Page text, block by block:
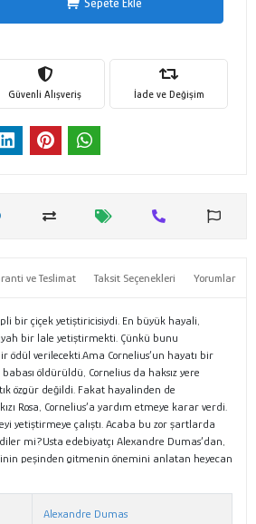
Güvenli Alışveriş İade ve Değişim
ve Teslimat Taksit Seçenekleri Yorumlar
bir çiçek yetiştiricisiydi. En büyük hayali,
bir lale yetiştirmekti. Çünkü bunu
ödül verilecekti.Ama Cornelius’un hayatı bir
öldürüldü, Cornelius da haksız yere
özgür değildi. Fakat hayalinden de
Rosa, Cornelius’a yardım etmeye karar verdi.
yetiştirmeye çalıştı. Acaba bu zor şartlarda
mi?Usta edebiyatçı Alexandre Dumas’dan,
peşinden gitmenin önemini anlatan heyecan
Alexandre Dumas